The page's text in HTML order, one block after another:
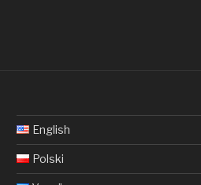
English
Polski